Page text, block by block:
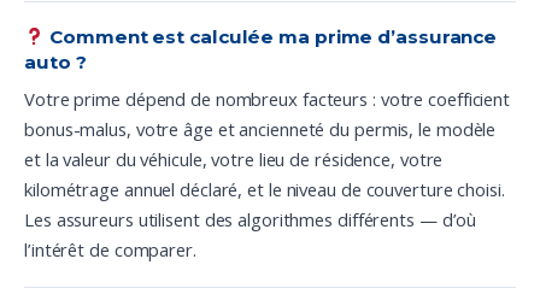
Comment est calculée ma prime d’assurance
auto ?
Votre prime dépend de nombreux facteurs : votre coefficient
bonus-malus, votre âge et ancienneté du permis, le modèle
et la valeur du véhicule, votre lieu de résidence, votre
kilométrage annuel déclaré, et le niveau de couverture choisi.
Les assureurs utilisent des algorithmes différents — d’où
l’intérêt de comparer.